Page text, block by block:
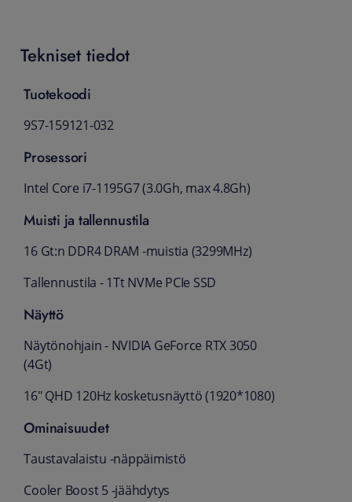
Tekniset tiedot
Tuotekoodi
9S7-159121-032
Prosessori
Intel Core i7-1195G7 (3.0Gh, max 4.8Gh)
Muisti ja tallennustila
16 Gt:n DDR4 DRAM -muistia (3299MHz)
Tallennustila - 1Tt NVMe PCIe SSD
Näyttö
Näytönohjain - NVIDIA GeForce RTX 3050
(4Gt)
16" QHD 120Hz kosketusnäyttö (1920*1080)
Ominaisuudet
Taustavalaistu -näppäimistö
Cooler Boost 5 -jäähdytys